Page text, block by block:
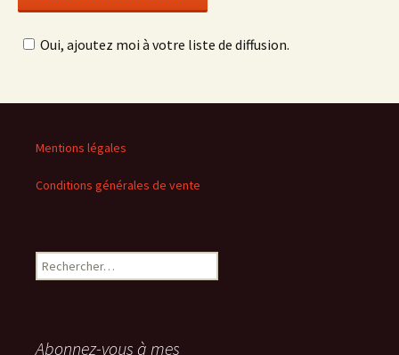
Oui, ajoutez moi à votre liste de diffusion.
Mentions légales
Conditions générales de vente
Rechercher :
Abonnez-vous à mes